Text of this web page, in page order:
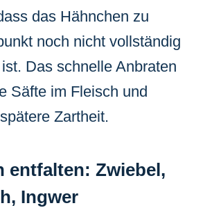
das Hähnchen zu
noch nicht vollständig
Das schnelle Anbraten
Säfte im Fleisch und
Zartheit.
entfalten: Zwiebel,
Ingwer